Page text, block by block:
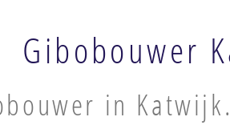
Gibobouwer
in